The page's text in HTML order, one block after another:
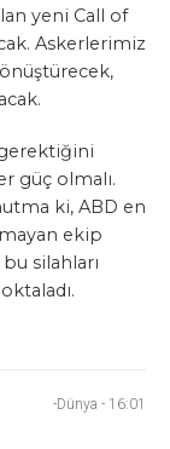
yeni Call of
Askerlerimiz
güç olmalı.
ki, ABD en
ekip
silahları
-Dünya - 16:01